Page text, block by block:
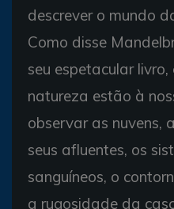
descrever o mundo
Como disse
seu espetacular
natureza estão à
observar as nuvens,
seus afluentes, os
sanguíneos, o
a rugosidade da